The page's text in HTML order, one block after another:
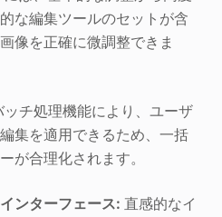
な編集ツールのセットが含
像を正確に微調整できま
チ処理機能により、ユーザ
集を適用できるため、一括
が合理化されます。
ンターフェース: 直感的なイ